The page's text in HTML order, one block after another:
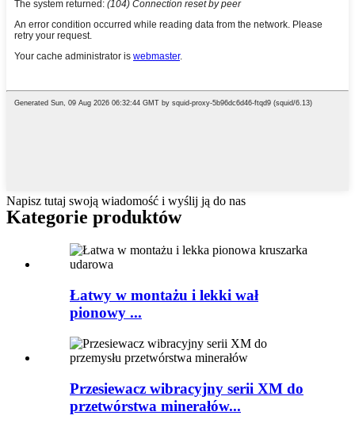
Napisz tutaj swoją wiadomość i wyślij ją do nas
Kategorie produktów
Łatwy w montażu i lekki wał
pionowy ...
Przesiewacz wibracyjny serii XM do
przetwórstwa minerałów...